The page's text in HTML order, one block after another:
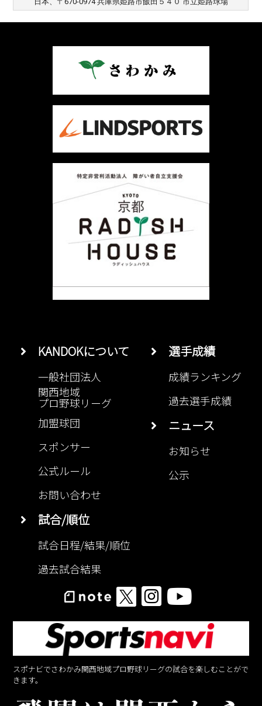
KANDOKについて
一般社団法人
関西地域
プロ野球リーグ
加盟球団
スポンサー
公式ルール
お問い合わせ
試合/順位
試合日程/結果/順位
過去試合結果
選手成績
成績ランキング
過去選手成績
ニュース
お知らせ
公示
スポナビでさわかみ関西地域プロ野球リーグの試合を楽しむことがで
きます。